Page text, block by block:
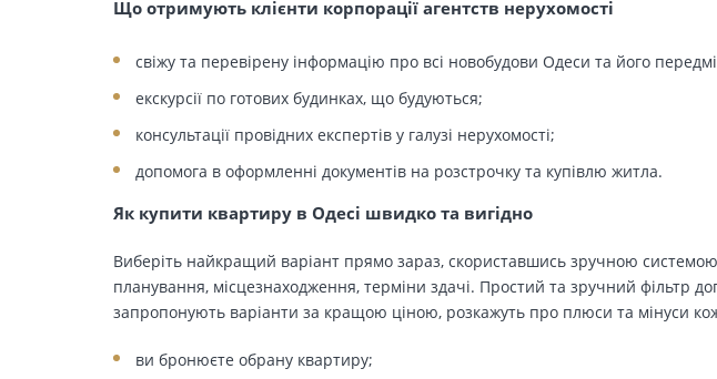
Що отримують клієнти корпорації агентств нерухомості
свіжу та перевірену інформацію про всі новобудови Одеси та його
екскурсії по готових будинках, що будуються;
консультації провідних експертів у галузі нерухомості;
допомога в оформленні документів на розстрочку та купівлю житла.
Як купити квартиру в Одесі швидко та вигідно
Виберіть найкращий варіант прямо зараз, скориставшись зручною
планування, місцезнаходження, терміни здачі. Простий та зручний фільтр
запропонують варіанти за кращою ціною, розкажуть про плюси та мінуси
ви бронюєте обрану квартиру;